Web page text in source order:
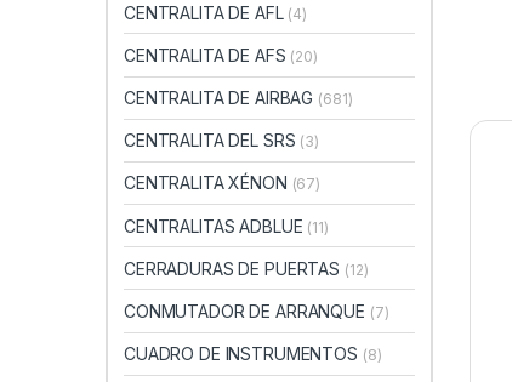
CENTRALITA DE AFL (4)
CENTRALITA DE AFS (20)
CENTRALITA DE AIRBAG (681)
CENTRALITA DEL SRS (3)
CENTRALITA XÉNON (67)
CENTRALITAS ADBLUE (11)
CERRADURAS DE PUERTAS (12)
CONMUTADOR DE ARRANQUE (7)
CUADRO DE INSTRUMENTOS (8)